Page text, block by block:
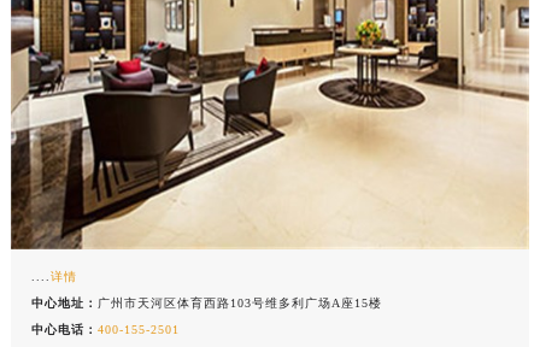
....详情
中心地址： 广州市天河区体育西路103号维多利广场A座15楼
中心电话：400-155-2501